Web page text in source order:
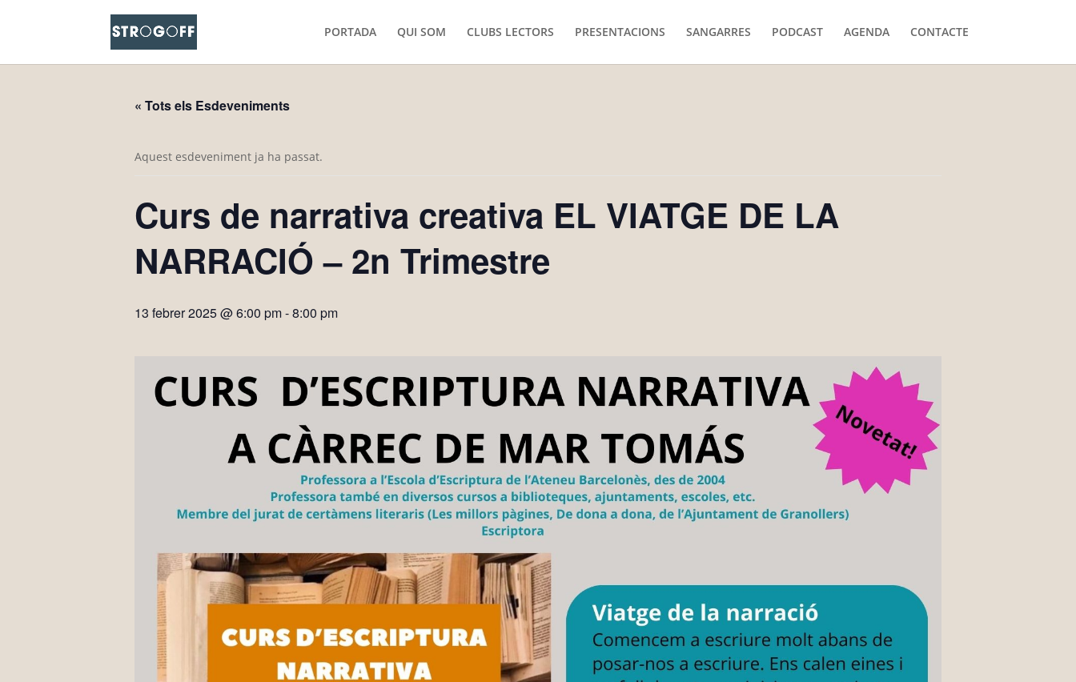
PORTADA QUI SOM CLUBS LECTORS PRESENTACIONS SANGARRES PODCAST AGENDA CONTACTE
« Tots els Esdeveniments
Aquest esdeveniment ja ha passat.
Curs de narrativa creativa EL VIATGE DE LA
NARRACIÓ – 2n Trimestre
13 febrer 2025 @ 6:00 pm-8:00 pm